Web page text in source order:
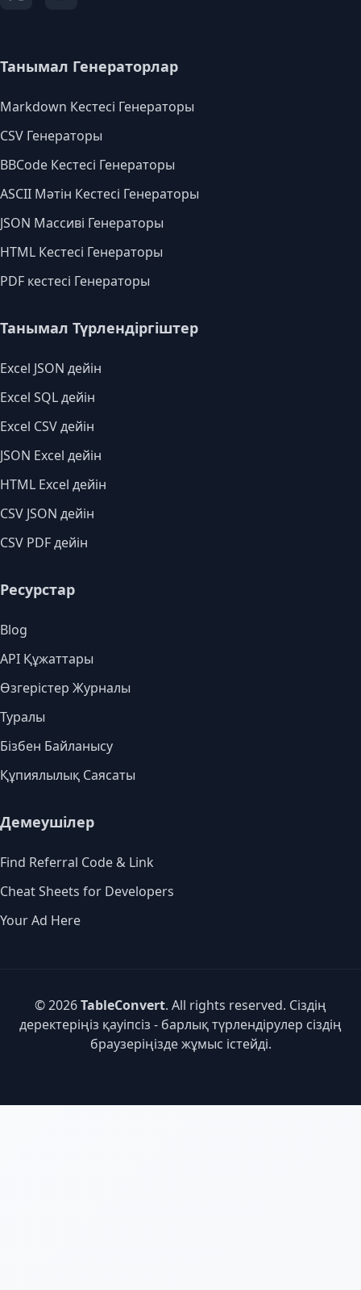
Танымал Генераторлар
Markdown Кестесі Генераторы
CSV Генераторы
BBCode Кестесі Генераторы
ASCII Мәтін Кестесі Генераторы
JSON Массиві Генераторы
HTML Кестесі Генераторы
PDF кестесі Генераторы
Танымал Түрлендіргіштер
Excel JSON дейін
Excel SQL дейін
Excel CSV дейін
JSON Excel дейін
HTML Excel дейін
CSV JSON дейін
CSV PDF дейін
Ресурстар
Blog
API Құжаттары
Өзгерістер Журналы
Туралы
Бізбен Байланысу
Құпиялылық Саясаты
Демеушілер
Find Referral Code & Link
Cheat Sheets for Developers
Your Ad Here
© 2026TableConvert. All rights reserved. Сіздің
деректеріңіз қауіпсіз - барлық түрлендірулер сіздің
браузеріңізде жұмыс істейді.